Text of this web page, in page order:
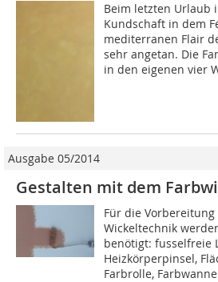
Beim letzten Urlaub
Kundschaft in dem
mediterranen Flair
sehr angetan. Die
in den eigenen vier
Ausgabe 05/2014
Gestalten mit dem
Für die
Wickeltechnik
benötigt: fusselfreie
Heizkörperpinsel,
Farbrolle,